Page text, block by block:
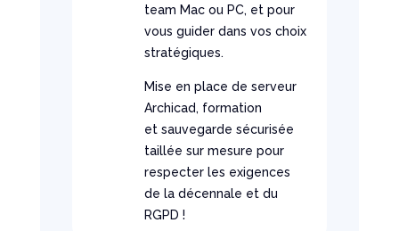
team Mac ou PC, et pour
vous guider dans vos choix
stratégiques.
Mise en place de serveur
Archicad, formation
et sauvegarde sécurisée
taillée sur mesure pour
respecter les exigences
de la décennale et du
RGPD !